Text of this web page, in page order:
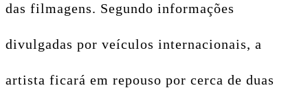
das filmagens. Segundo informações
divulgadas por veículos internacionais, a
artista ficará em repouso por cerca de duas